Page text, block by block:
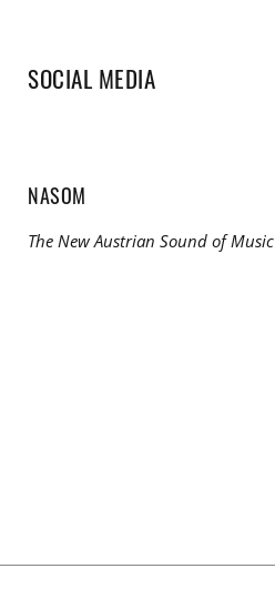
SOCIAL MEDIA
NASOM
The New Austrian Sound of Music